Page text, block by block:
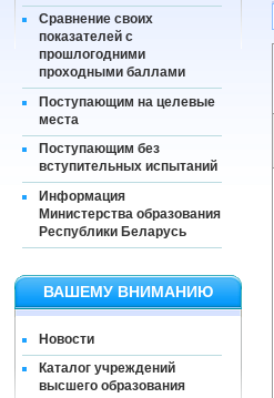
Сравнение своих
показателей с
прошлогодними
проходными баллами
Поступающим на целевые
места
Поступающим без
вступительных испытаний
Информация
Министерства образования
Республики Беларусь
ВАШЕМУ ВНИМАНИЮ
Новости
Каталог учреждений
высшего образования